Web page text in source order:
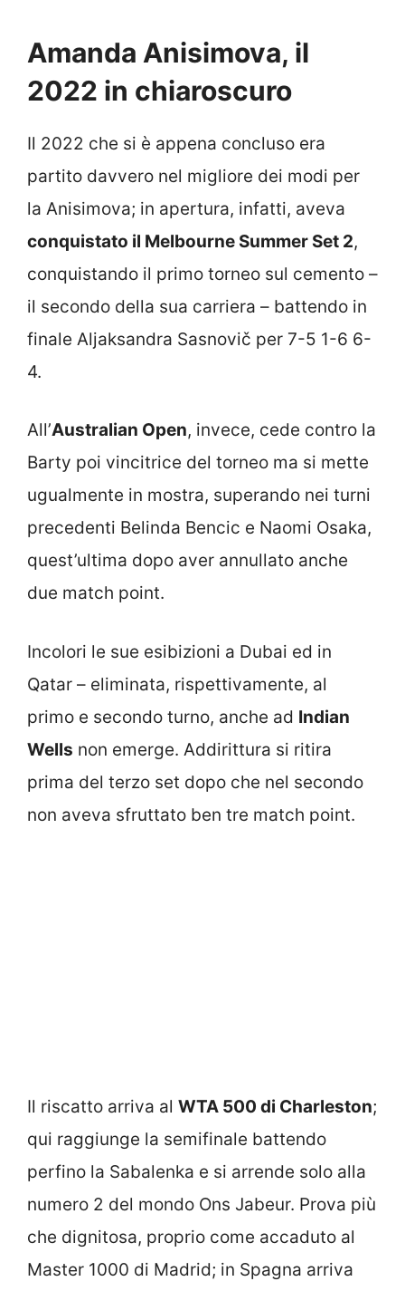
Amanda Anisimova, il
2022 in chiaroscuro
Il 2022 che si è appena concluso era
partito davvero nel migliore dei modi per
la Anisimova; in apertura, infatti, aveva
conquistato il Melbourne Summer Set 2,
conquistando il primo torneo sul cemento –
il secondo della sua carriera – battendo in
finale Aljaksandra Sasnovič per 7-5 1-6 6-
4.
All’Australian Open, invece, cede contro la
Barty poi vincitrice del torneo ma si mette
ugualmente in mostra, superando nei turni
precedenti Belinda Bencic e Naomi Osaka,
quest’ultima dopo aver annullato anche
due match point.
Incolori le sue esibizioni a Dubai ed in
Qatar – eliminata, rispettivamente, al
primo e secondo turno, anche ad Indian
Wells non emerge. Addirittura si ritira
prima del terzo set dopo che nel secondo
non aveva sfruttato ben tre match point.
Il riscatto arriva al WTA 500 di Charleston;
qui raggiunge la semifinale battendo
perfino la Sabalenka e si arrende solo alla
numero 2 del mondo Ons Jabeur. Prova più
che dignitosa, proprio come accaduto al
Master 1000 di Madrid; in Spagna arriva